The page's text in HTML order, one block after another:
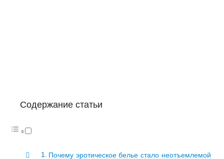
Содержание статьи
Почему эротическое белье стало неотъемлемой